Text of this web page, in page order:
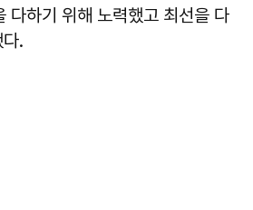
다하기 위해 노력했고 최선을 다
.